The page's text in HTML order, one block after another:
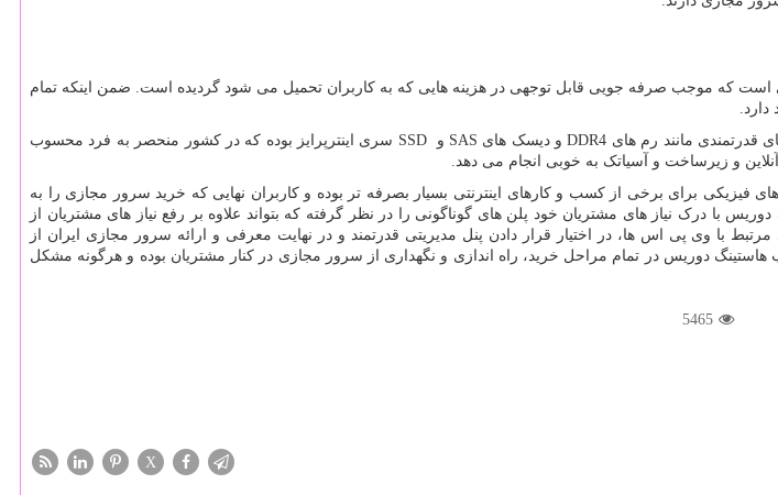
که موجب صرفه جویی قابل توجهی در هزینه هایی که به کاربران تحمیل می شود گردیده است. ضمن اینکه تمام
قدرتمندی مانند رم های DDR4 و دیسک های SAS و SSD سری اینترپرایز بوده که در کشور منحصر به فرد محسوب
و زیرساخت و آسیاتک به خوبی انجام می دهد.
برای برخی از کسب و کارهای اینترنتی بسیار بصرفه تر بوده و کاربران نهایی که خرید سرور مجازی را به
با درک نیاز های مشتریان خود پلن های گوناگونی را در نظر گرفته که بتواند علاوه بر رفع نیاز های مشتریان از
با وی پی اس ها، در اختیار قرار دادن پنل مدیریتی قدرتمند و در نهایت معرفی و ارائه سرور مجازی ایران از
دوریس در تمام مراحل خرید، راه اندازی و نگهداری از سرور مجازی در کنار مشتریان بوده و هرگونه مشکل
5465
X